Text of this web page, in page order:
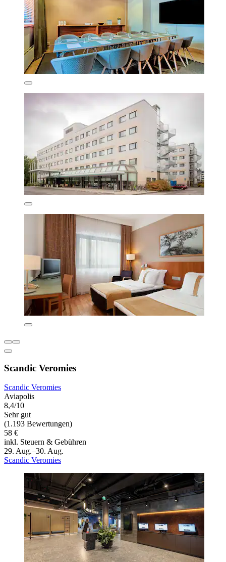
Scandic Veromies
Scandic Veromies
Aviapolis
8,4/10
Sehr gut
(1.193 Bewertungen)
58 €
inkl. Steuern & Gebühren
29. Aug.–30. Aug.
Scandic Veromies